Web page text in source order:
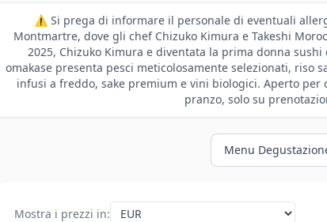
⚠️ Si prega di informare il personale di eventuali
Montmartre, dove gli chef Chizuko Kimura e Takeshi
2025, Chizuko Kimura e diventata la prima donna
omakase presenta pesci meticolosamente selezionati, riso
infusi a freddo, sake premium e vini biologici. Aperto per
pranzo, solo su
Menu
Mostra i prezzi in: